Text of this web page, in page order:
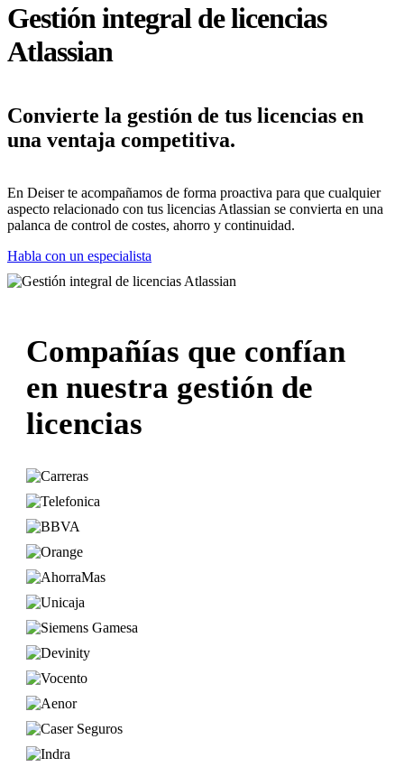
Gestión integral de licencias
Atlassian
Convierte la gestión de tus licencias en
una ventaja competitiva.
En Deiser te acompañamos de forma proactiva para que cualquier
aspecto relacionado con tus licencias Atlassian se convierta en una
palanca de control de costes, ahorro y continuidad.
Habla con un especialista
Compañías que confían
en nuestra gestión de
licencias